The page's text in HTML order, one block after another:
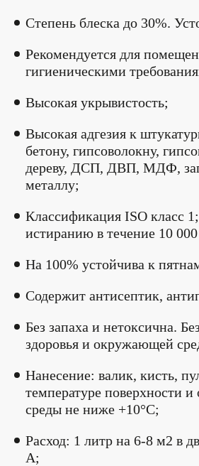
Степень блеска до 30%.
Рекомендуется для
гигиеническими
Высокая укрывистость;
Высокая адгезия к
бетону, гипсоволокну,
дереву, ДСП, ДВП, МДФ,
металлу;
Классификация ISO класс
истиранию в течение 10 000
На 100% устойчива к
Содержит антисептик,
Без запаха и нетоксична.
здоровья и окружающей
Нанесение: валик, кисть,
температуре поверхности
среды не ниже +10°С;
Расход: 1 литр на 6-8 м2 в
А;